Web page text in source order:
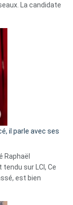
La candidate
il parle avec ses
Raphaël
sur LCI, Ce
est bien